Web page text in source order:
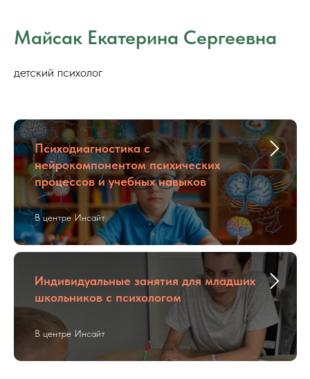
Майсак Екатерина Сергеевна
детский психолог
Психодиагностика с
нейрокомпонентом психических
процессов и учебных навыков
В центре Инсайт
Индивидуальные занятия для младших
школьников с психологом
В центре Инсайт